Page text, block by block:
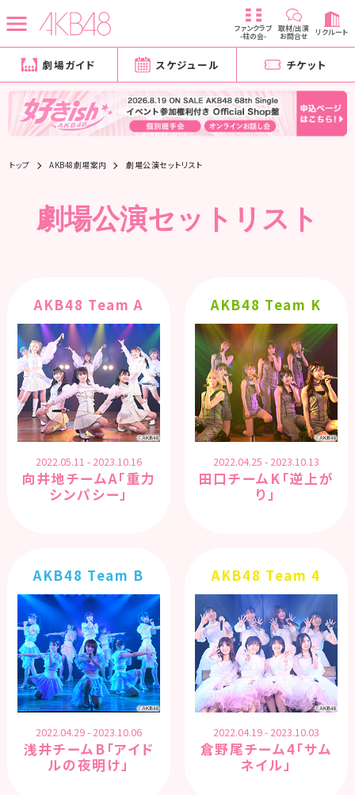
ファンクラブ
-柱の会-
取材/出演
お問合せ リクルート
劇場ガイド スケジュール チケット
トップ AKB48劇場案内 劇場公演セットリスト
劇場公演セットリスト
AKB48 Team A
2022.05.11 - 2023.10.16
向井地チームA「重力
シンパシー」
AKB48 Team K
2022.04.25 - 2023.10.13
田口チームK「逆上が
り」
AKB48 Team B
2022.04.29 - 2023.10.06
浅井チームB「アイド
ルの夜明け」
AKB48 Team 4
2022.04.19 - 2023.10.03
倉野尾チーム4「サム
ネイル」